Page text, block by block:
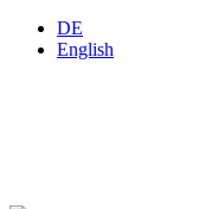
DE
English